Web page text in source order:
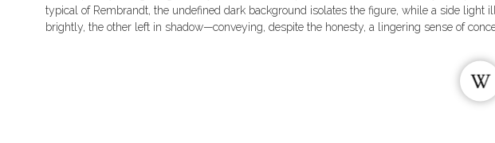
typical of Rembrandt, the undefined dark background isolates the figure, while a side light
brightly, the other left in shadow—conveying, despite the honesty, a lingering sense of